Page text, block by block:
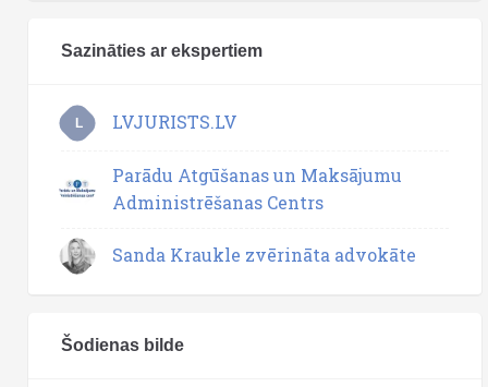
Sazināties ar ekspertiem
L LVJURISTS.LV
Parādu Atgūšanas un Maksājumu
Administrēšanas Centrs
Sanda Kraukle zvērināta advokāte
Šodienas bilde